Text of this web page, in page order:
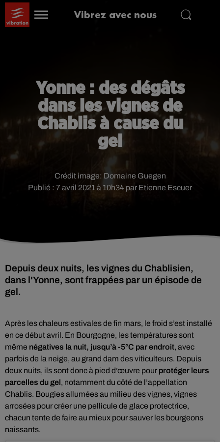
Vibrez avec nous
Yonne : des dégâts
dans les vignes de
Chablis à cause du
gel
Publié : 7 avril 2021 à 10h34 par Etienne Escuer
Crédit image: Domaine Guegen
Depuis deux nuits, les vignes du Chablisien,
dans l'Yonne, sont frappées par un épisode de
gel.
Après les chaleurs estivales de fin mars, le froid s’est installé
en ce début avril. En Bourgogne, les températures sont
même négatives la nuit, jusqu’à -5°C par endroit, avec
parfois de la neige, au grand dam des viticulteurs. Depuis
deux nuits, ils sont donc à pied d’œuvre pour protéger leurs
parcelles du gel, notamment du côté de l’appellation
Chablis. Bougies allumées au milieu des vignes, vignes
arrosées pour créer une pellicule de glace protectrice,
chacun tente de faire au mieux pour sauver les bourgeons
naissants.